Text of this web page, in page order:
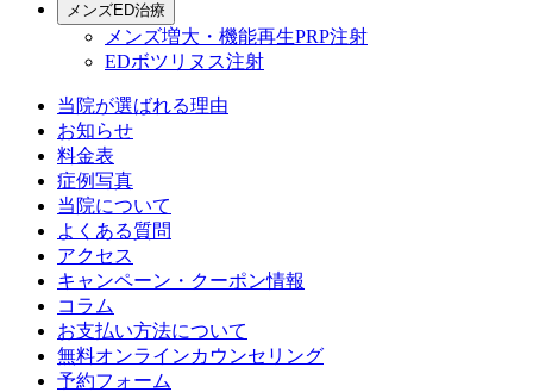
メンズED治療
メンズ増大・機能再生PRP注射
EDボツリヌス注射
当院が選ばれる理由
お知らせ
料金表
症例写真
当院について
よくある質問
アクセス
キャンペーン・クーポン情報
コラム
お支払い方法について
無料オンラインカウンセリング
予約フォーム